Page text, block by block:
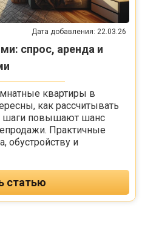
Дата добавления: 22.03.26
спрос, аренда и
квартиры в
как рассчитывать
шаги повышают шанс
Практичные
обустройству и
статью